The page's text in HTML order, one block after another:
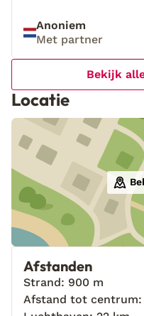
Anoniem
Met partner
Bekijk
Locatie
Afstanden
Strand: 900 m
Afstand tot